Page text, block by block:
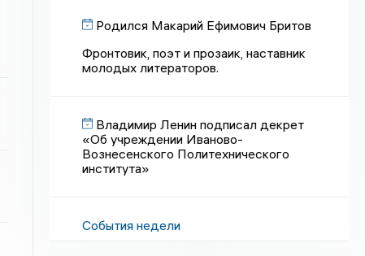
Родился Макарий Ефимович Бритов
Фронтовик, поэт и прозаик, наставник
молодых литераторов.
Владимир Ленин подписал декрет
«Об учреждении Иваново-
Вознесенского Политехнического
института»
События недели